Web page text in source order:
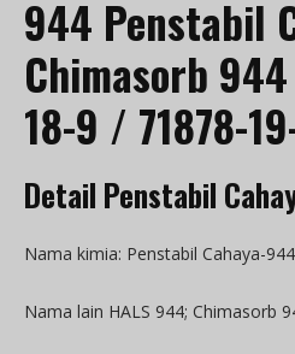
944 Penstabil
Chimasorb
18-9 / 71878-
Detail Penstabil
Nama kimia: Penstabil Cahaya-944
Nama lain HALS 944; Chimasorb